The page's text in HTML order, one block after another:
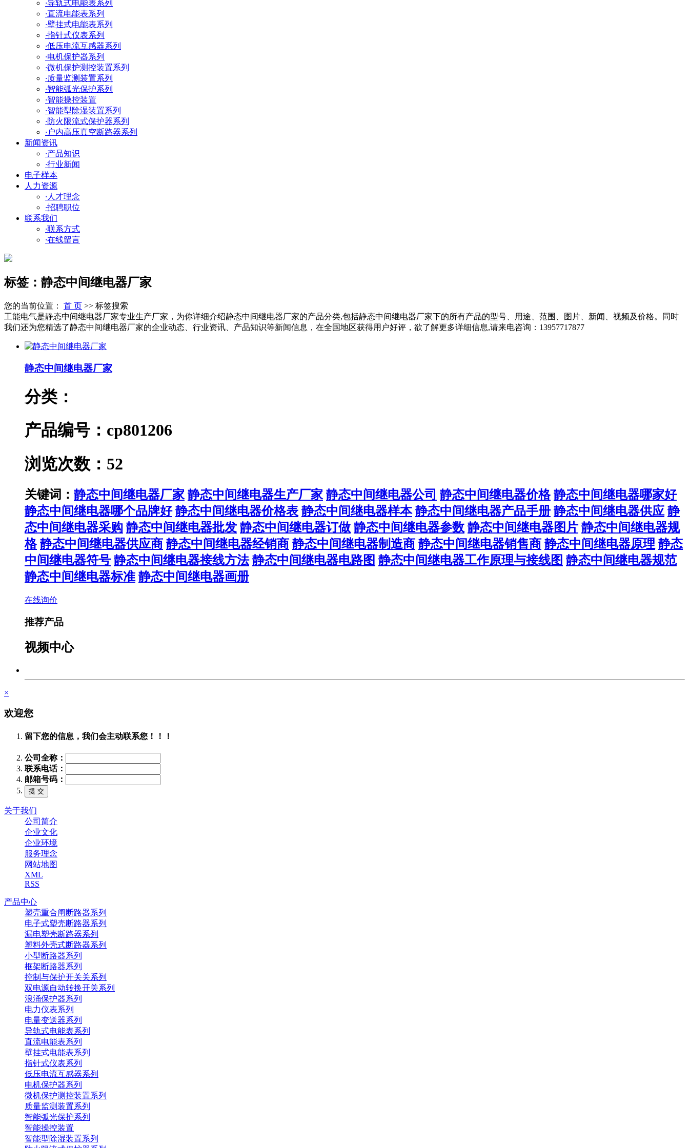
·导轨式电能表系列
·直流电能表系列
·壁挂式电能表系列
·指针式仪表系列
·低压电流互感器系列
·电机保护器系列
·微机保护测控装置系列
·质量监测装置系列
·智能弧光保护系列
·智能操控装置
·智能型除湿装置系列
·防火限流式保护器系列
· 户内高压真空断路器系列
新闻资讯
·产品知识
·行业新闻
电子样本
人力资源
· 人才理念
·招聘职位
联系我们
·联系方式
·在线留言
标签：静态中间继电器厂家
您的当前位置： 首 页 >> 标签搜索
工能电气是静态中间继电器厂家专业生产厂家，为你详细介绍静态中间继电器厂家的产品分类,包括静态中间继电器厂家下的所有产品的型号、用途、范围、图片、新闻、视频及价格。同时
我们还为您精选了静态中间继电器厂家的企业动态、行业资讯、产品知识等新闻信息，在全国地区获得用户好评，欲了解更多详细信息,请来电咨询：13957717877
静态中间继电器厂家
分类：
产品编号：cp801206
浏览次数：52
关键词： 静态中间继电器厂家 静态中间继电器生产厂家 静态中间继电器公司 静态中间继电器价格 静态中间继电器哪家好
静态中间继电器哪个品牌好 静态中间继电器价格表 静态中间继电器样本 静态中间继电器产品手册 静态中间继电器供应 静
态中间继电器采购 静态中间继电器批发 静态中间继电器订做 静态中间继电器参数 静态中间继电器图片 静态中间继电器规
格 静态中间继电器供应商 静态中间继电器经销商 静态中间继电器制造商 静态中间继电器销售商 静态中间继电器原理 静态
中间继电器符号 静态中间继电器接线方法 静态中间继电器电路图 静态中间继电器工作原理与接线图 静态中间继电器规范
静态中间继电器标准 静态中间继电器画册
在线询价
推荐产品
视频中心
×
欢迎您
留下您的信息，我们会主动联系您！！！
公司全称：
联系电话：
邮箱号码：
关于我们
公司简介
企业文化
企业环境
服务理念
网站地图
XML
RSS
产品中心
塑壳重合闸断路器系列
电子式塑壳断路器系列
漏电塑壳断路器系列
塑料外壳式断路器系列
小型断路器系列
框架断路器系列
控制与保护开关关系列
双电源自动转换开关系列
浪涌保护器系列
电力仪表系列
电量变送器系列
导轨式电能表系列
直流电能表系列
壁挂式电能表系列
指针式仪表系列
低压电流互感器系列
电机保护器系列
微机保护测控装置系列
质量监测装置系列
智能弧光保护系列
智能操控装置
智能型除湿装置系列